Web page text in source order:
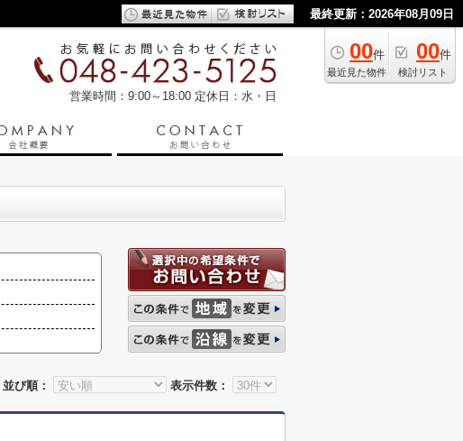
最終更新：2026年08月09日
00件
最近見た物件
00件
検討リスト
営業時間：9:00～18:00 定休日：水・日
並び順： 表示件数：